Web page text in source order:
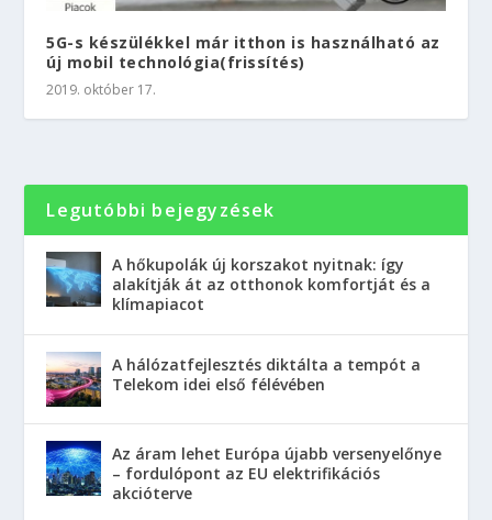
5G-s készülékkel már itthon is használható az
új mobil technológia(frissítés)
2019. október 17.
Legutóbbi bejegyzések
A hőkupolák új korszakot nyitnak: így
alakítják át az otthonok komfortját és a
klímapiacot
A hálózatfejlesztés diktálta a tempót a
Telekom idei első félévében
Az áram lehet Európa újabb versenyelőnye
– fordulópont az EU elektrifikációs
akcióterve